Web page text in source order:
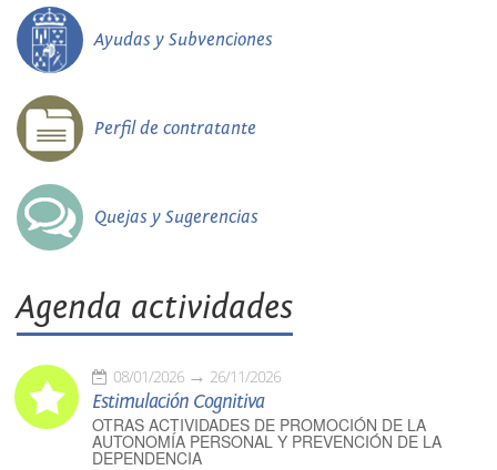
Ayudas y Subvenciones
Perfil de contratante
Quejas y Sugerencias
Agenda actividades
08/01/2026 26/11/2026
Estimulación Cognitiva
OTRAS ACTIVIDADES DE PROMOCIÓN DE LA
AUTONOMÍA PERSONAL Y PREVENCIÓN DE LA
DEPENDENCIA